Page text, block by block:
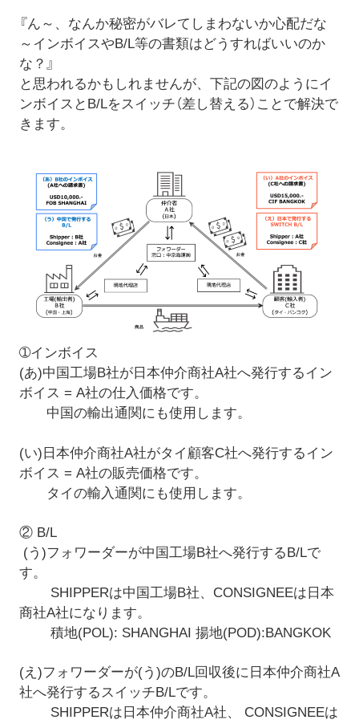
『ん～、なんか秘密がバレてしまわないか心配だな
～インボイスやB/L等の書類はどうすればいいのか
な？』
と思われるかもしれませんが、下記の図のようにイ
ンボイスとB/Lをスイッチ（差し替える）ことで解決で
きます。
➀インボイス
(あ)中国工場B社が日本仲介商社A社へ発行するイン
ボイス = A社の仕入価格です。
中国の輸出通関にも使用します。
(い)日本仲介商社A社がタイ顧客C社へ発行するイン
ボイス = A社の販売価格です。
タイの輸入通関にも使用します。
② B/L
(う)フォワーダーが中国工場B社へ発行するB/Lで
す。
SHIPPERは中国工場B社、CONSIGNEEは日本
商社A社になります。
積地(POL): SHANGHAI 揚地(POD):BANGKOK
(え)フォワーダーが(う)のB/L回収後に日本仲介商社A
社へ発行するスイッチB/Lです。
SHIPPERは日本仲介商社A社、 CONSIGNEEは